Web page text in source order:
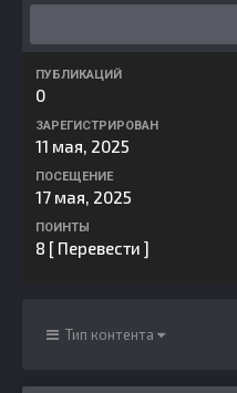
ПУБЛИКАЦИЙ
0
ЗАРЕГИСТРИРОВАН
11 мая, 2025
ПОСЕЩЕНИЕ
17 мая, 2025
ПОИНТЫ
8 [ Перевести ]
Тип контента